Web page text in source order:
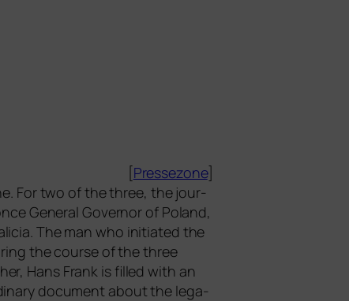
[Pres­se­zo­ne]
For two of the three, the jour­
General Governor of Poland,
The man who initia­ted the
the cour­se of the three
Hans Frank is fil­led with an
docu­ment about the lega­